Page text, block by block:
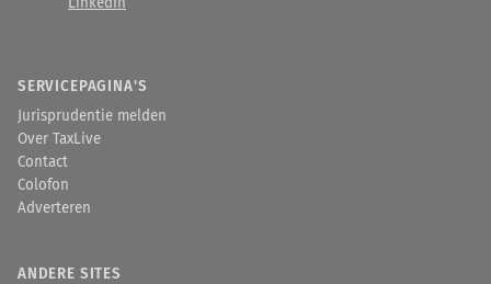
SERVICEPAGINA'S
Jurisprudentie melden
Over TaxLive
Contact
Colofon
Adverteren
ANDERE SITES